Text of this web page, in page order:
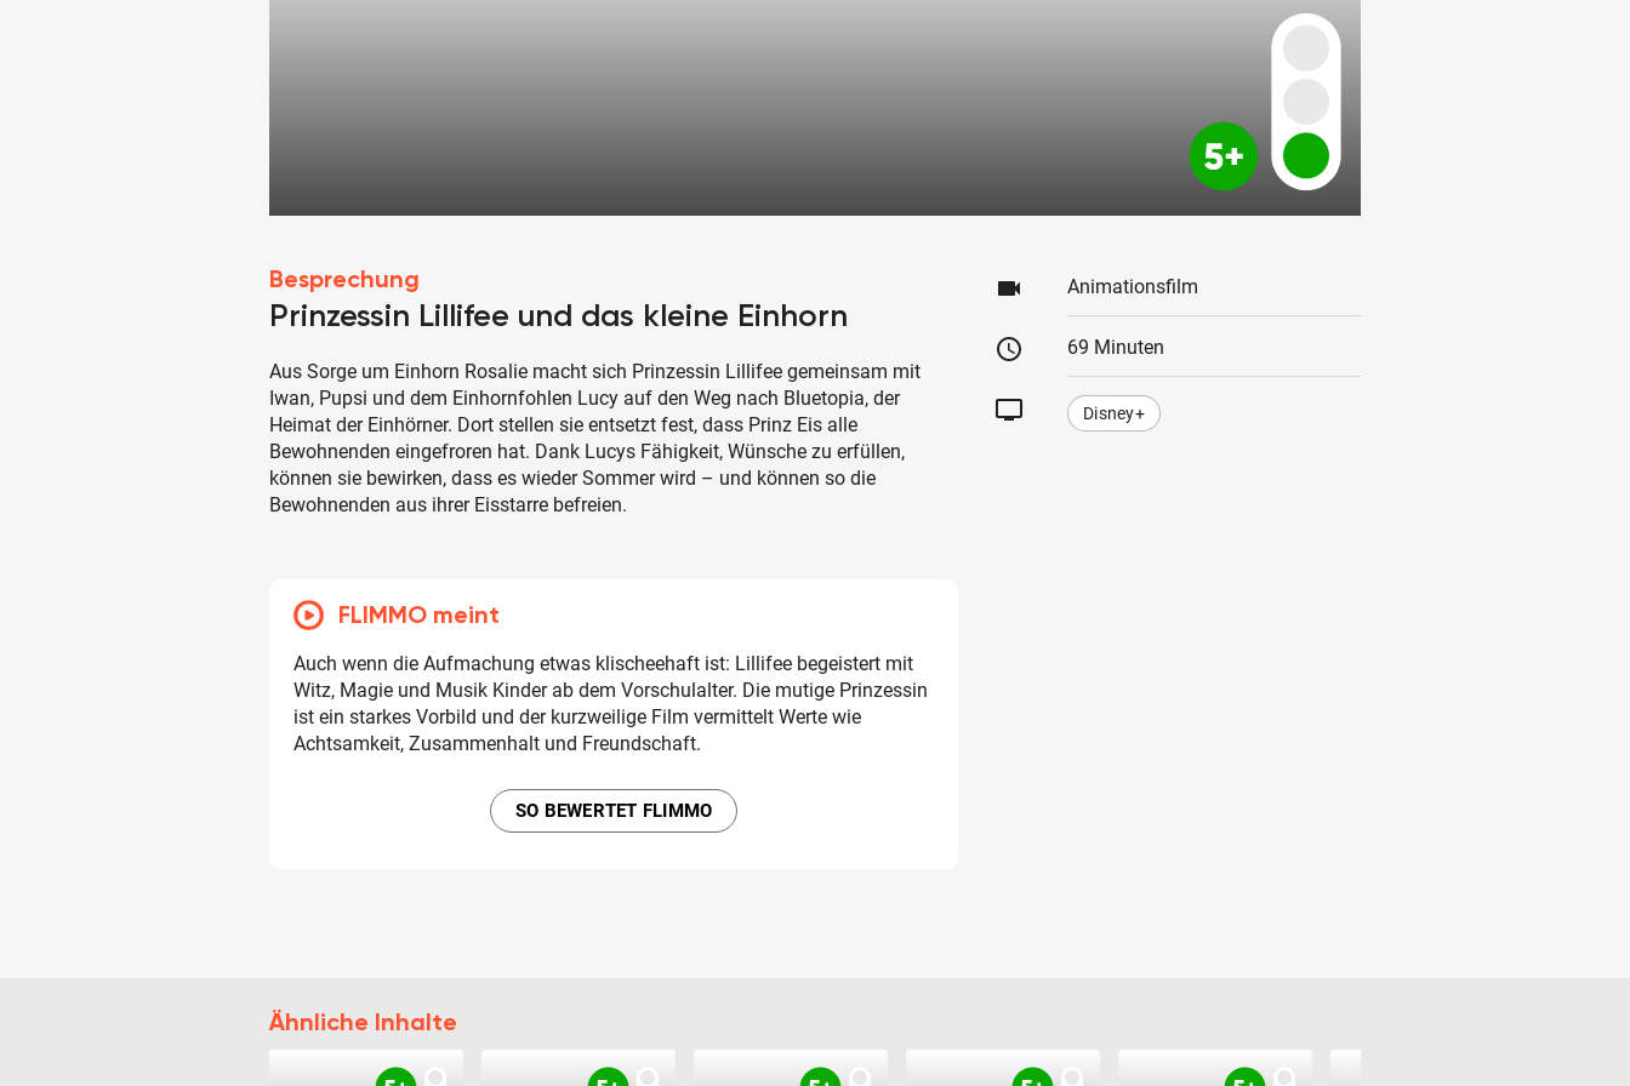
Besprechung
Prinzessin Lillifee und das kleine Einhorn
Aus Sorge um Einhorn Rosalie macht sich Prinzessin Lillifee gemeinsam mit
Iwan, Pupsi und dem Einhornfohlen Lucy auf den Weg nach Bluetopia, der
Heimat der Einhörner. Dort stellen sie entsetzt fest, dass Prinz Eis alle
Bewohnenden eingefroren hat. Dank Lucys Fähigkeit, Wünsche zu erfüllen,
können sie bewirken, dass es wieder Sommer wird – und können so die
Bewohnenden aus ihrer Eisstarre befreien.
FLIMMO meint
Auch wenn die Aufmachung etwas klischeehaft ist: Lillifee begeistert mit
Witz, Magie und Musik Kinder ab dem Vorschulalter. Die mutige Prinzessin
ist ein starkes Vorbild und der kurzweilige Film vermittelt Werte wie
Achtsamkeit, Zusammenhalt und Freundschaft.
SO BEWERTET FLIMMO
videocam Animationsfilm
schedule 69 Minuten
tv Disney+
Ähnliche Inhalte